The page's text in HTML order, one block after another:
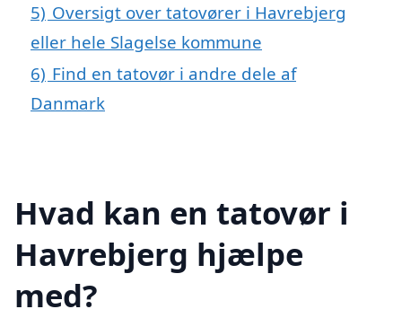
5) Oversigt over tatovører i Havrebjerg
eller hele Slagelse kommune
6) Find en tatovør i andre dele af
Danmark
Hvad kan en tatovør i
Havrebjerg hjælpe
med?